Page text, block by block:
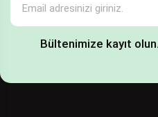
Bültenimize kayıt olun.